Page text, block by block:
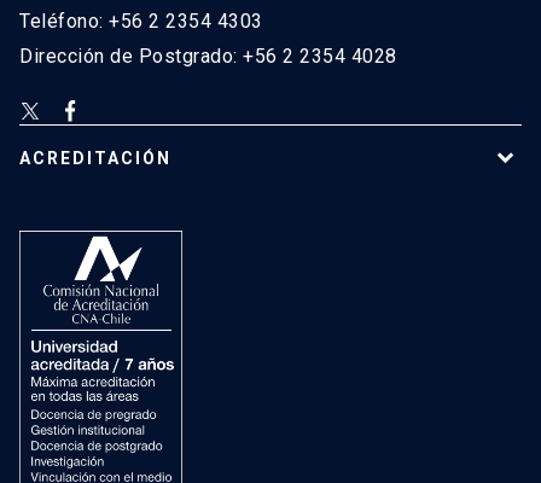
Teléfono: +56 2 2354 4303
Dirección de Postgrado: +56 2 2354 4028
ACREDITACIÓN